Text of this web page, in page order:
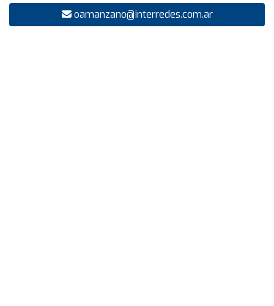
oamanzano@interredes.com.ar